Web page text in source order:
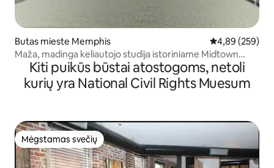
Butas mieste Memphis Vidutinis
4,89 (259)
Maža, madinga keliautojo studija istoriniame Midtown
rajone!
Kiti puikūs būstai atostogoms, netoli
kurių yra National Civil Rights Muesum
Mėgstamas svečių
Mėgstamas svečių